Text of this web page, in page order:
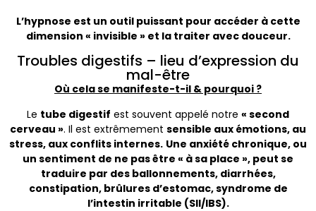
L’hypnose est un outil puissant pour accéder à cette
dimension « invisible » et la traiter avec douceur.
Troubles digestifs – lieu d’expression du
mal-être
Où cela se manifeste-t-il & pourquoi ?
Le tube digestif est souvent appelé notre « second
cerveau ». Il est extrêmement sensible aux émotions, au
stress, aux conflits internes. Une anxiété chronique, ou
un sentiment de ne pas être « à sa place », peut se
traduire par des ballonnements, diarrhées,
constipation, brûlures d’estomac, syndrome de
l’intestin irritable (SII/IBS).